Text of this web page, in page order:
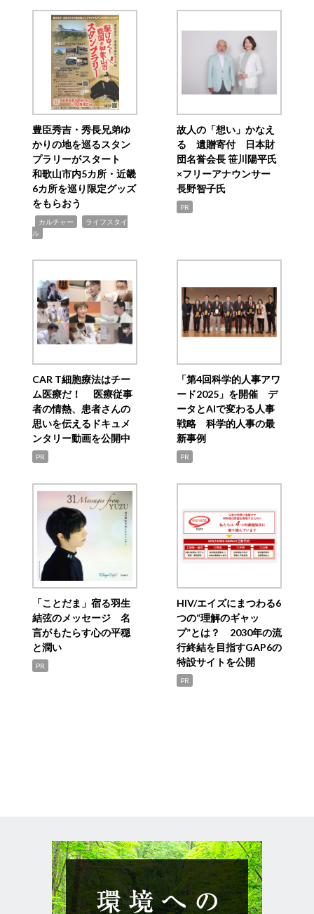
豊臣秀吉・秀長兄弟ゆ
かりの地を巡るスタン
プラリーがスタート
和歌山市内5カ所・近畿
6カ所を巡り限定グッズ
をもらおう
カルチャー
ライフスタイ
ル
故人の「想い」かなえ
る 遺贈寄付 日本財
団名誉会長 笹川陽平氏
×フリーアナウンサー
長野智子氏
PR
CAR T細胞療法はチー
ム医療だ！ 医療従事
者の情熱、患者さんの
思いを伝えるドキュメ
ンタリー動画を公開中
PR
「第4回科学的人事アワ
ード2025」を開催 デ
ータとAIで変わる人事
戦略 科学的人事の最
新事例
PR
「ことだま」宿る羽生
結弦のメッセージ 名
言がもたらす心の平穏
と潤い
PR
HIV/エイズにまつわる6
つの“理解のギャッ
プ”とは？ 2030年の流
行終結を目指すGAP6の
特設サイトを公開
PR